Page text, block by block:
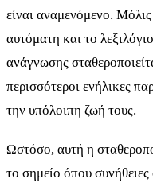
είναι αναμενόμενο.
αυτόματη και το
ανάγνωσης
περισσότεροι ενήλικες
την υπόλοιπη ζωή τους.
Ωστόσο, αυτή η
το σημείο όπου